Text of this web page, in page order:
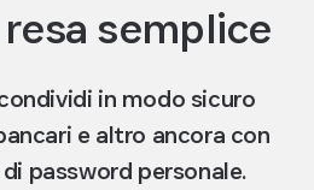
semplice
in modo sicuro
e altro ancora con
password personale.